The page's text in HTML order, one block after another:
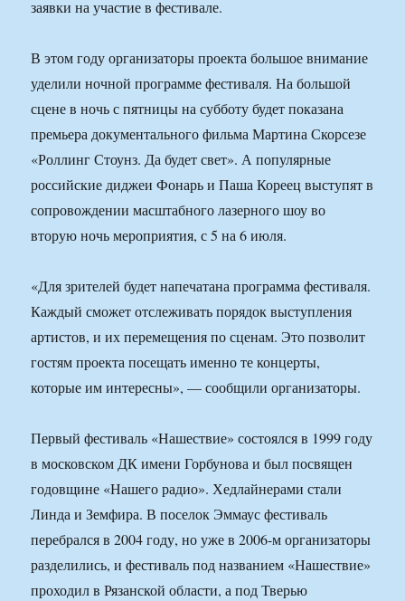
заявки на участие в фестивале.
В этом году организаторы проекта большое внимание
уделили ночной программе фестиваля. На большой
сцене в ночь с пятницы на субботу будет показана
премьера документального фильма Мартина Скорсезе
«Роллинг Стоунз. Да будет свет». А популярные
российские диджеи Фонарь и Паша Кореец выступят в
сопровождении масштабного лазерного шоу во
вторую ночь мероприятия, с 5 на 6 июля.
«Для зрителей будет напечатана программа фестиваля.
Каждый сможет отслеживать порядок выступления
артистов, и их перемещения по сценам. Это позволит
гостям проекта посещать именно те концерты,
которые им интересны», — сообщили организаторы.
Первый фестиваль «Нашествие» состоялся в 1999 году
в московском ДК имени Горбунова и был посвящен
годовщине «Нашего радио». Хедлайнерами стали
Линда и Земфира. В поселок Эммаус фестиваль
перебрался в 2004 году, но уже в 2006-м организаторы
разделились, и фестиваль под названием «Нашествие»
проходил в Рязанской области, а под Тверью